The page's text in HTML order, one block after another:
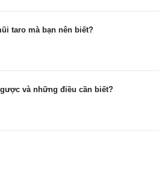
taro mà bạn nên biết?
và những điều cần biết?